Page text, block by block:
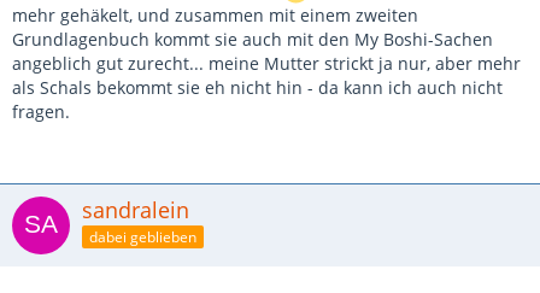
mehr gehäkelt, und zusammen mit einem zweiten
Grundlagenbuch kommt sie auch mit den My Boshi-Sachen
angeblich gut zurecht... meine Mutter strickt ja nur, aber mehr
als Schals bekommt sie eh nicht hin - da kann ich auch nicht
fragen.
sandralein
dabei geblieben